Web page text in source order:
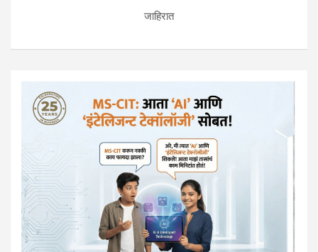
जाहिरात